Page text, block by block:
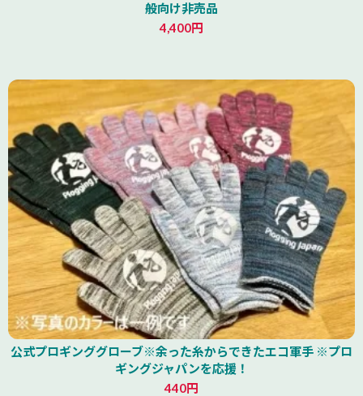
般向け非売品
4,400円
公式プロギンググローブ※余った糸からできたエコ軍手 ※プロ
ギングジャパンを応援！
440円